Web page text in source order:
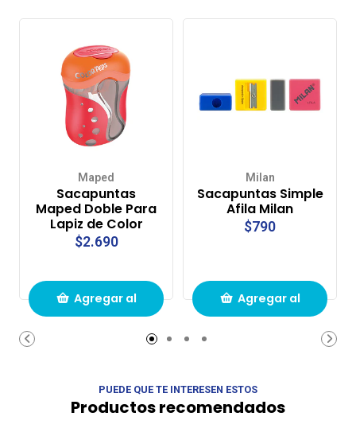
Maped
Sacapuntas
Maped Doble Para
Lapiz de Color
$2.690
Agregar al
Milan
Sacapuntas Simple
Afila Milan
$790
Agregar al
PUEDE QUE TE INTERESEN ESTOS
Productos recomendados